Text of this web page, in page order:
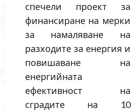
спечели проект за
финансиране на мерки
за намаляване на
разходите за енергия и
повишаване на
енергийната
ефективност на
сградите на 10